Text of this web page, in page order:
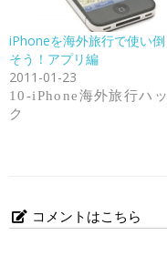
iPhoneを海外旅行で使い倒
そう！アプリ編
2011-01-23
10-iPhone海外旅行ハッ
ク
コメントはこちら